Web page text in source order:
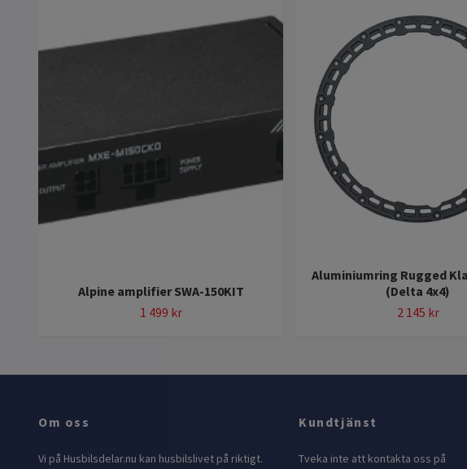
Alpine amplifier SWA-150KIT
1 499 kr
Aluminiumring Rugged
(Delta 4x4)
2 145 kr
Om oss
Vi på Husbilsdelar.nu kan husbilslivet på riktigt.
Kundtjänst
Tveka inte att kontakta oss på